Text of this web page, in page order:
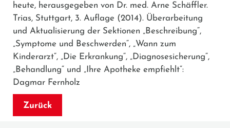
heute, herausgegeben von Dr. med. Arne Schäffler.
Trias, Stuttgart, 3. Auflage (2014). Überarbeitung
und Aktualisierung der Sektionen „Beschreibung“,
„Symptome und Beschwerden“, „Wann zum
Kinderarzt“, „Die Erkrankung“, „Diagnosesicherung“,
„Behandlung“ und „Ihre Apotheke empfiehlt“:
Dagmar Fernholz
Zurück